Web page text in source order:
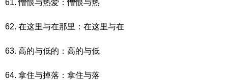
61. 憎恨与热爱：憎恨与热
62. 在这里与在那里：在这里与在
63. 高的与低的：高的与低
64. 拿住与掉落：拿住与落